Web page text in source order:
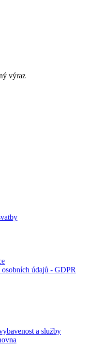
výraz
údajů - GDPR
a služby